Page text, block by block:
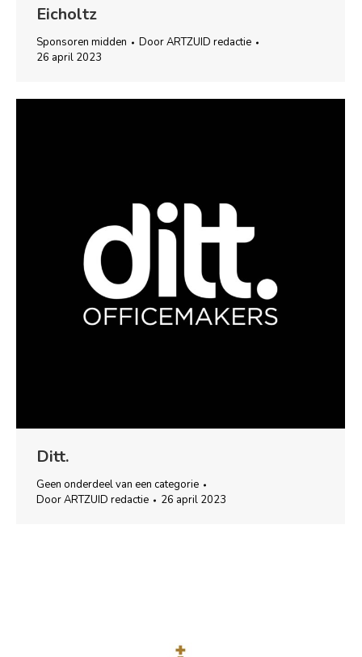
Eicholtz
Sponsoren midden DoorARTZUID redactie
26 april 2023
Ditt.
Geen onderdeel van een categorie
DoorARTZUID redactie 26 april 2023